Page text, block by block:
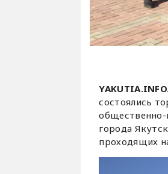
состоялись
общественно-
города
проходящих